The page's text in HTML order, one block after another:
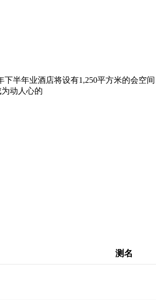
半年业酒店将设有1,250平方米的会
动人心的
测名